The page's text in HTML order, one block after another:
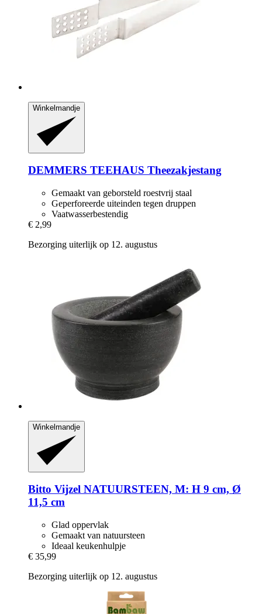
Winkelmandje
DEMMERS TEEHAUS Theezakjestang
Gemaakt van geborsteld roestvrij staal
Geperforeerde uiteinden tegen druppen
Vaatwasserbestendig
€ 2,99
Bezorging uiterlijk op 12. augustus
Winkelmandje
Bitto Vijzel NATUURSTEEN, M: H 9 cm, Ø
11,5 cm
Glad oppervlak
Gemaakt van natuursteen
Ideaal keukenhulpje
€ 35,99
Bezorging uiterlijk op 12. augustus